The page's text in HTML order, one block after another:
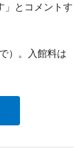
」とコメントす
）。入館料は